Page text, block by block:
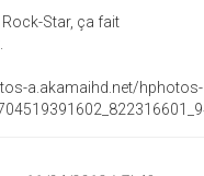
Star, ça fait